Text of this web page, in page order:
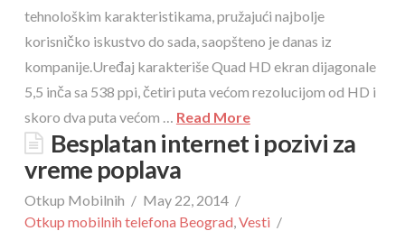
tehnološkim karakteristikama, pružajući najbolje
korisničko iskustvo do sada, saopšteno je danas iz
kompanije.Uređaj karakteriše Quad HD ekran dijagonale
5,5 inča sa 538 ppi, četiri puta većom rezolucijom od HD i
skoro dva puta većom … Read More
Besplatan internet i pozivi za
vreme poplava
Otkup Mobilnih
May 22, 2014
Otkup mobilnih telefona Beograd,Vesti